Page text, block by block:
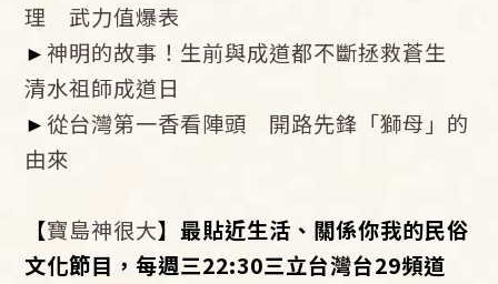
理 武力值爆表
►神明的故事！生前與成道都不斷拯救蒼生
清水祖師成道日
►從台灣第一香看陣頭 開路先鋒「獅母」的
由來
【寶島神很大】最貼近生活、關係你我的民俗
文化節目，每週三22:30三立台灣台29頻道